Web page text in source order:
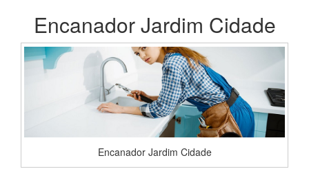
Encanador Jardim Cidade
Encanador Jardim Cidade